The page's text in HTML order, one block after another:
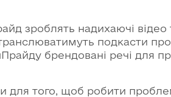
зроблять надихаючі відео
подкасти
брендовані речі для
того, щоб робити